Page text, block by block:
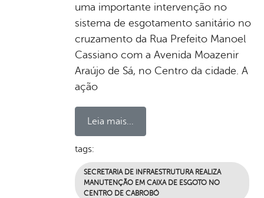
uma importante intervenção no
sistema de esgotamento sanitário no
cruzamento da Rua Prefeito Manoel
Cassiano com a Avenida Moazenir
Araújo de Sá, no Centro da cidade. A
ação
Leia mais...
tags:
SECRETARIA DE INFRAESTRUTURA REALIZA
MANUTENÇÃO EM CAIXA DE ESGOTO NO
CENTRO DE CABROBÓ